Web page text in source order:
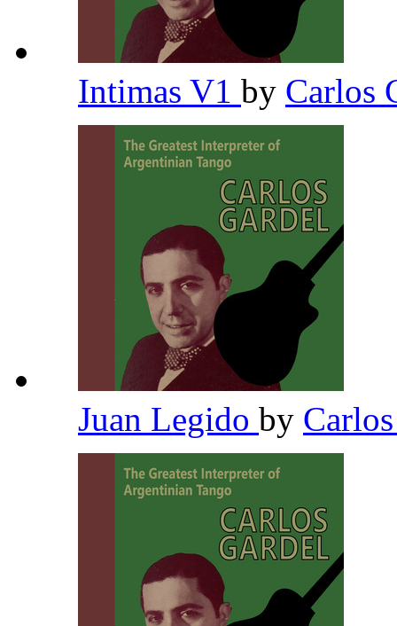
Intimas V1 by Carlos
Juan Legido by